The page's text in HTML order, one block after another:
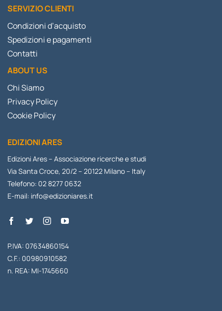
SERVIZIO CLIENTI
Condizioni d’acquisto
Spedizioni e pagamenti
Contatti
ABOUT US
Chi Siamo
Privacy Policy
Cookie Policy
EDIZIONI ARES
Edizioni Ares – Associazione ricerche e studi
Via Santa Croce, 20/2 – 20122 Milano – Italy
Telefono: 02 8277 0632
E-mail: info@edizioniares.it
P.IVA: 07634860154
C.F.: 00980910582
n. REA: MI-1745660